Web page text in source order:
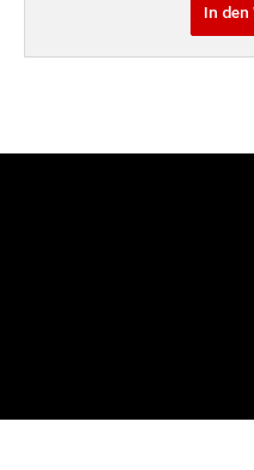
In den